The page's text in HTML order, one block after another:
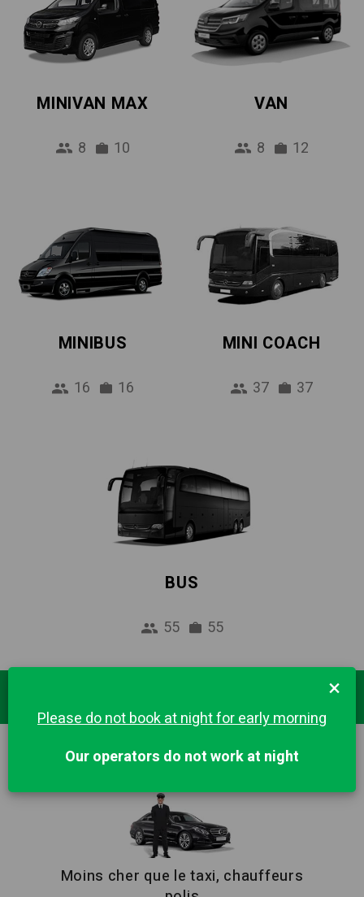
MINIVAN MAX
8 10
VAN
8 12
MINIBUS
16 16
MINI COACH
37 37
BUS
55 55
MANCHESTER
Moins cher que le taxi, chauffeurs
×
Please do not book at night for early morning
Our operators do not work at night